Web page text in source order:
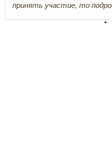
принять участие, то